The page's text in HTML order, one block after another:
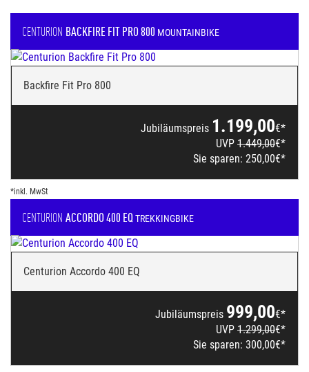
CENTURION BACKFIRE FIT PRO 800 MOUNTAINBIKE
Backfire Fit Pro 800
Jubiläumspreis 1.199,00€*
UVP 1.449,00€*
Sie sparen: 250,00€*
*inkl. MwSt
CENTURION ACCORDO 400 EQTREKKINGBIKE
Centurion Accordo 400 EQ
Jubiläumspreis 999,00€*
UVP 1.299,00€*
Sie sparen: 300,00€*